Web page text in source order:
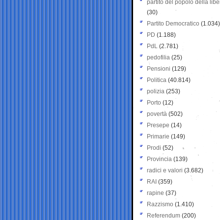
partito del popolo della
(30)
Partito Democratico (1.034)
PD (1.188)
PdL (2.781)
pedofilia (25)
Pensioni (129)
Politica (40.814)
polizia (253)
Porto (12)
povertà (502)
Presepe (14)
Primarie (149)
Prodi (52)
Provincia (139)
radici e valori (3.682)
RAI (359)
rapine (37)
Razzismo (1.410)
Referendum (200)